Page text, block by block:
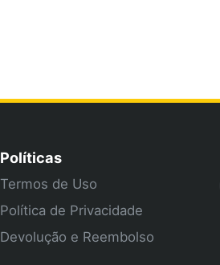
Políticas
Termos de Uso
Política de Privacidade
Devolução e Reembolso